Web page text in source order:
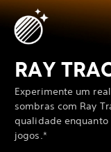
RAY
Experimente um
sombras com Ray
qualidade enquanto
jogos.*